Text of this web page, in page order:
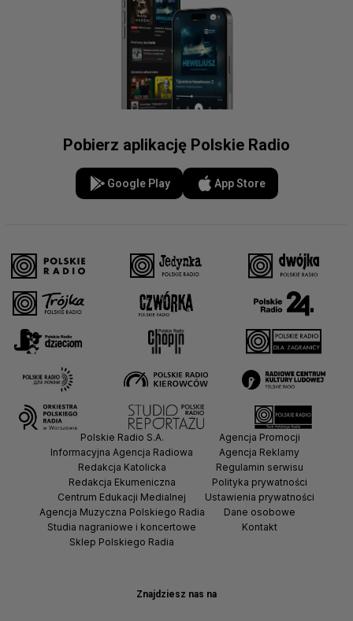
Pobierz aplikację Polskie Radio
Google Play App Store
Znajdziesz nas na
Polskie Radio S.A.
Informacyjna Agencja Radiowa
Redakcja Katolicka
Redakcja Ekumeniczna
Centrum Edukacji Medialnej
Agencja Muzyczna Polskiego Radia
Studia nagraniowe i koncertowe
Sklep Polskiego Radia
Agencja Promocji
Agencja Reklamy
Regulamin serwisu
Polityka prywatności
Ustawienia prywatności
Dane osobowe
Kontakt